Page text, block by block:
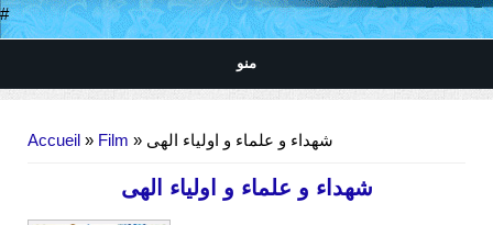
#
منو
Accueil » Film » شهداء و علماء و اولیاء الهی
شهداء و علماء و اولیاء الهی